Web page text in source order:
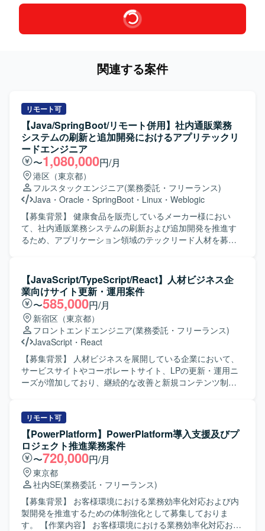
関連する案件
リモート可
【Java/SpringBoot/リモート併用】社内通販業務
システムの刷新と追加開発におけるアプリテックリ
ードエンジニア
〜1,080,000円/月
港区（東京都）
フルスタックエンジニア(業務委託・フリーランス)
Java ・ Oracle ・ SpringBoot ・ Linux ・ Weblogic
【募集背景】 健康食品を販売しているメーカー様におい
て、社内通販業務システムの刷新および追加開発を推進す
るため、アプリケーション領域のテックリード人材を募集
きます。Javaクラス設計や実装方式の検討・設計を行い、
実装およびレビューを実施していただきます。また、チー
ムリードとして技術的な支援や実装レビューを行い、レガ
シー技術スタックからモダン技術スタックへの段階的な移
行を伴う開発を推進していただきます。 【求める人物像】
テックリードやアプリケーションアーキテクト候補とし
て、チーム内で実装レビューや技術フォローが行える方を
求めております。技術課題解決や高難易度の技術タスクを
主体的に進めつつ、決断に至る経緯や結果をメンバーと共
有しながら、一緒に対応していける方を想定しておりま
いと考えております。 【ポジションの魅力】 モダンな技術
スタックを活用しながら、大規模な社内通販業務システム
の刷新・追加開発に上流から関わることができます。レガ
シー環境からモダン環境への移行プロジェクトに関わるこ
とで、アプリケーションアーキテクチャ設計や技術選定の
経験を積むことができます。テックリードとしてチームを
牽引しつつ、技術面での意思決定や改善活動をリードでき
るポジションです。 【開発環境】 Java17、SpringBoot3な
どのモダン技術スタックを中心に、DockerやAWS ECS等の
コンテナ・クラウド技術を活用した開発を行っておりま
【JavaScript/TypeScript/React】人材ビジネス企
業向けサイト更新・運用案件
〜585,000円/月
新宿区（東京都）
フロントエンドエンジニア(業務委託・フリーランス)
JavaScript ・ React
【募集背景】 人材ビジネスを展開している企業において、
サービスサイトやコーポレートサイト、LPの更新・運用ニ
ーズが増加しており、継続的な改善と新規コンテンツ制作
対象に、実装やコンテンツの作成・修正、広告用LPの制作
を行っていただきます。 要件整理を行いながら、スケジュ
ール調整や設定作業を行い、複数タスクを並行して対応し
ていただきます。 タスクはSlackを通じて受け取り、
Googleスプレッドシートで管理しつつ、必要に応じて関係
者へのヒアリングを実施し、サイト運用および改善を進め
ていただきます。 【求める人物像】 フロントエンドおよび
バックエンドの実装を一人称で推進でき、自ら課題を発見
して主体的に動いていただける方を求めております。 サイ
ト運用を行いながら、環境整備や業務フローの改善にも前
リモート可
【PowerPlatform】PowerPlatform導入支援及びプ
ロジェクト推進業務案件
〜720,000円/月
東京都
社内SE(業務委託・フリーランス)
【募集背景】 お客様環境における業務効率化対応および内
製開発を推進するための体制強化として募集しておりま
す。 【作業内容】 お客様環境における業務効率化対応およ